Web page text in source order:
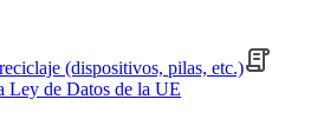
(dispositivos, pilas, etc.)
Ley de Datos de la UE